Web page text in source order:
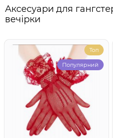
Аксесуари для
вечірки
Топ
Популярний